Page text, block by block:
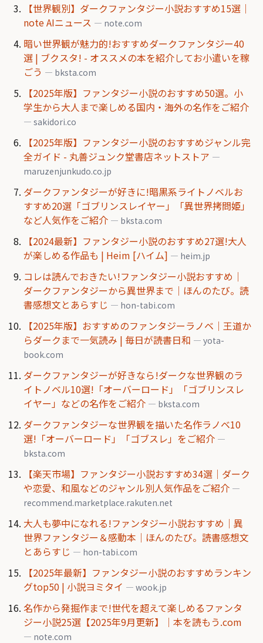
【世界観別】ダークファンタジー小説おすすめ15選｜
note AIニュース — note.com
暗い世界観が魅力的!おすすめダークファンタジー40
選 | ブクスタ! - オススメの本を紹介してお小遣いを稼
ごう — bksta.com
【2025年版】ファンタジー小説のおすすめ50選。小
学生から大人まで楽しめる国内・海外の名作をご紹介
— sakidori.co
【2025年版】ファンタジー小説のおすすめジャンル完
全ガイド - 丸善ジュンク堂書店ネットストア —
maruzenjunkudo.co.jp
ダークファンタジーが好きに!暗黒系ライトノベルお
すすめ20選「ゴブリンスレイヤー」「異世界拷問姫」
など人気作をご紹介 — bksta.com
【2024最新】ファンタジー小説のおすすめ27選!大人
が楽しめる作品も | Heim [ハイム] — heim.jp
コレは読んでおきたい!ファンタジー小説おすすめ｜
ダークファンタジーから異世界まで｜ほんのたび。読
書感想文とあらすじ — hon-tabi.com
【2025年版】おすすめのファンタジーラノベ｜王道か
らダークまで一気読み | 毎日が読書日和 — yota-
book.com
ダークファンタジーが好きなら!ダークな世界観のラ
イトノベル10選!「オーバーロード」「ゴブリンスレ
イヤー」などの名作をご紹介 — bksta.com
ダークファンタジーな世界観を描いた名作ラノベ10
選!「オーバーロード」「ゴブスレ」をご紹介 —
bksta.com
【楽天市場】ファンタジー小説おすすめ34選｜ダーク
や恋愛、和風などのジャンル別人気作品をご紹介 —
recommend.marketplace.rakuten.net
大人も夢中になれる!ファンタジー小説おすすめ｜異
世界ファンタジー＆感動本｜ほんのたび。読書感想文
とあらすじ — hon-tabi.com
【2025年最新】ファンタジー小説のおすすめランキン
グtop50 | 小説ヨミタイ — wook.jp
名作から発掘作まで!世代を超えて楽しめるファンタ
ジー小説25選【2025年9月更新】｜本を読もう.com
— note.com